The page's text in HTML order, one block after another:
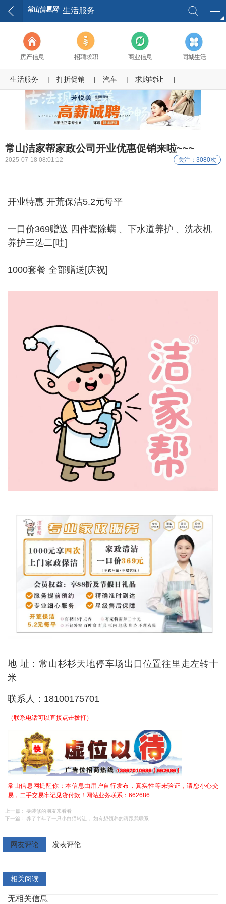
生活服务
房产信息 招聘求职 商业信息 同城生活
生活服务 | 打折促销 | 汽车 | 求购转让 |
常山洁家帮家政公司开业优惠促销来啦~~~
2025-07-18 08:01:12 关注：3080次
开业特惠 开荒保洁5.2元每平
一口价369赠送 四件套除螨 、下水道养护 、洗衣机
养护三选二[哇]
1000套餐 全部赠送[庆祝]
地 址：常山杉杉天地停车场出口位置往里走左转十
米
联系人：18100175701
（联系电话可以直接点击拨打）
常山信息网提醒你：本信息由用户自行发布，真实性等未验证，请您小心交
易，二手交易牢记见货付款！网站业务联系：662686
上一篇： 要装修的朋友来看看
下一篇：
养了半年了一只小白猫转让， 如有想领养的请跟我联系
网友评论 发表评伦
相关阅读
无相关信息